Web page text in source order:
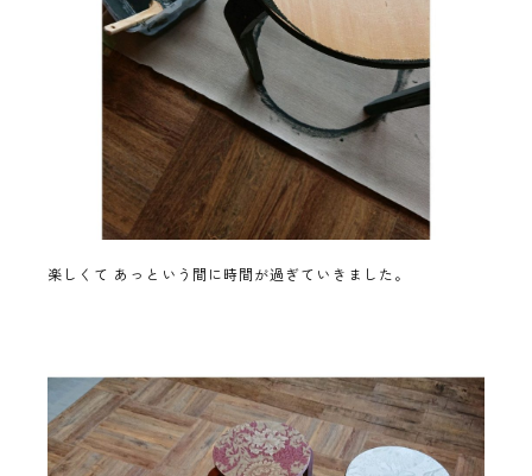
楽しくて あっという間に時間が過ぎていきました。